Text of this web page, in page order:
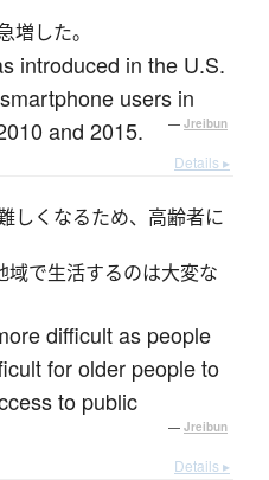
増した。
introduced in the U.S.
users in
and 2015.
— Jreibun
Details ▸
しくなるため、高齢者に
域で生活するのは大変な
difficult as people
for older people to
to public
— Jreibun
Details ▸